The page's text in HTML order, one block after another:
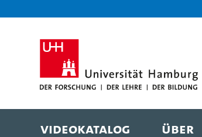
Videokatalog Über